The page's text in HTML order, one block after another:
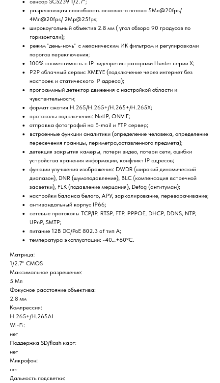
Home
сенсор SC5239 1/2.7";
разрешающая способность основного потока 5Мп@20fps/
4Мп@20fps/ 2Mp@25fps;
широкоугольный объектив 2.8 мм ( угол обзора 90 градусов по
горизонтали);
режим "день-ночь" с механическим ИК фильтром и регулировками
порогов переключения;
100% совместимость с IP видеорегистраторами Hunter серии X;
P2P облачный сервис XMEYE (подключение через интернет без
настроек и статического IP адреса);
программный детектор движения с настройкой области и
чувствительности;
формат сжатия H.265/H.265+/H.265+/H.265X;
протоколы подключения: NetIP, ONVIF;
отправка фотографий на E-mail и FTP сервер;
встроенные функции аналитики (определение человека, определение
пересечения границы, периметра,оставленного предмета);
детекция закрытия камеры, потери видео, потери сети, ошибки
устройства хранения информации, конфликт IP адресов;
функции улучшения изображения: DWDR (широкий динамический
диапазон), DNR (шумоподавление), BLC (компенсация встречной
засветки), FLK (подавление мерцания), Defog (антитуман);
настройки баланса белого, АРУ, заркалирование, переворачивание;
антивандальный корпус IP66;
сетевые протоколы TCP/IP, RTSP, FTP, PPPOE, DHCP, DDNS, NTP,
UPnP, SMTP;
питание 12В DC/PoE 802.3 af тип А;
температура эксплуатации: -40…+60°С.
Матрица:
1/2.7" CMOS
Максимальное разрешение:
5 Мп
Фокусное расстояние объектива:
2.8 мм
Компрессия:
H.265+/H.265AI
Wi-Fi:
нет
Поддержка SD/flash карт:
нет
Микрофон:
нет
Дальность подсветки: